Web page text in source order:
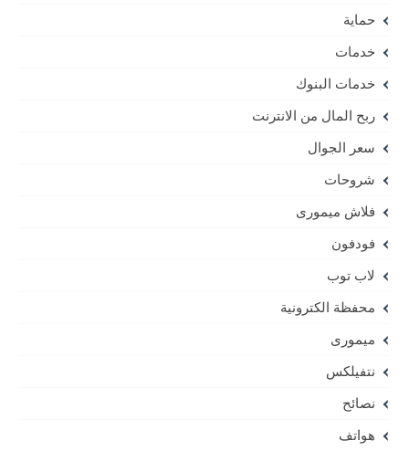
حماية
خدمات
خدمات البنوك
ربح المال من الانترنت
سعر الجوال
شروحات
فلاش ميمورى
فودفون
لاب توب
محفظة الكترونية
ميمورى
نتفيلكس
نصائح
هواتف